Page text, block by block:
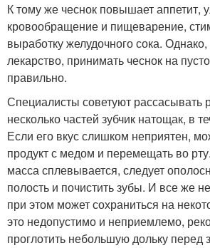
К тому же чеснок повышает аппетит,
кровообращение и пищеварение,
выработку желудочного сока.
лекарство, принимать чеснок на
правильно.
Специалисты советуют рассасывать
несколько частей зубчик натощак, в
Если его вкус слишком неприятен,
продукт с медом и перемещать во
масса сплевывается, следует
полость и почистить зубы. И все же
при этом может сохраниться на
это недопустимо и неприемлемо,
проглотить небольшую дольку перед